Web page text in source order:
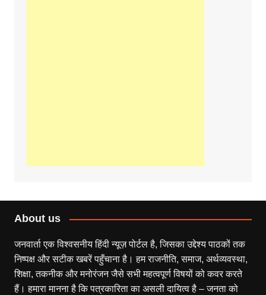
About us
जनवार्ता एक विश्वसनीय हिंदी न्यूज़ पोर्टल है, जिसका उद्देश्य पाठकों तक
निष्पक्ष और सटीक खबरें पहुँचाना है। हम राजनीति, समाज, अर्थव्यवस्था,
शिक्षा, तकनीक और मनोरंजन जैसे सभी महत्वपूर्ण विषयों को कवर करते
हैं। हमारा मानना है कि पत्रकारिता का असली दायित्व है – जनता को